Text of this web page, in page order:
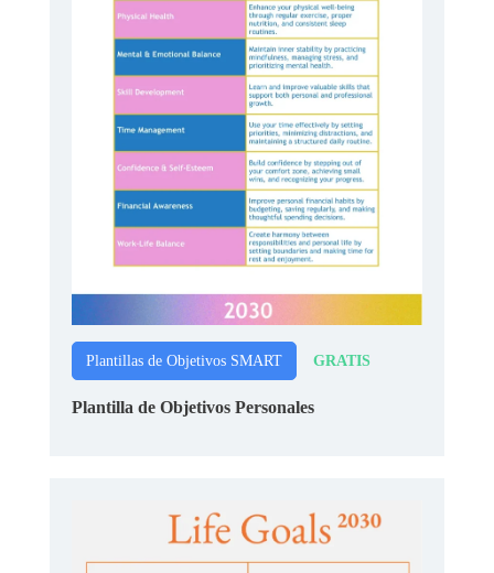
Plantillas de Objetivos SMART GRATIS
Plantilla de Objetivos Personales